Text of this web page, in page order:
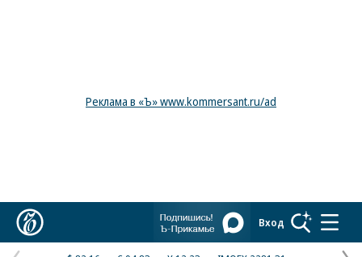
Реклама в «Ъ» www.kommersant.ru/ad
Вход